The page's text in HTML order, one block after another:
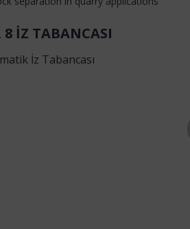
8 İZ TABANCASI
İz Tabancası